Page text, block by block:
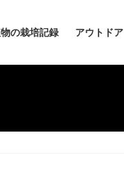
の栽培記録 アウトドア